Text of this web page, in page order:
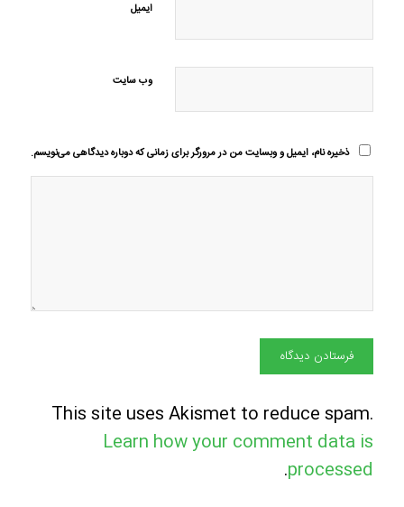
ایمیل
وب‌ سایت
ذخیره نام، ایمیل و وبسایت من در مرورگر برای زمانی که دوباره دیدگاهی می‌نویسم.
This site uses Akismet to reduce spam.
Learn how your comment data is
processed
.